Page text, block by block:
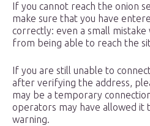
If you cannot reach the onion
make sure that you have
correctly: even a small
from being able to reach the
If you are still unable to
after verifying the address,
may be a temporary
operators may have allowed it
warning.